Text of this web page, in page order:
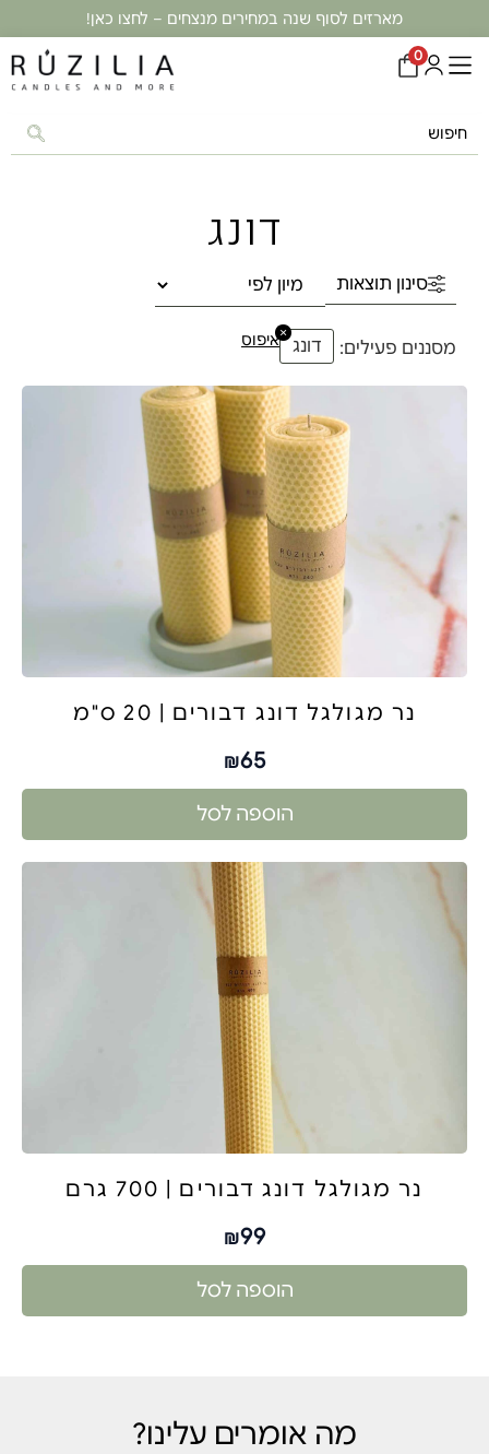
מארזים לסוף שנה במחירים מנצחים – לחצו כאן!
0
דונג
סינון תוצאות
מסננים פעילים: דונג
×איפוס
נר מגולגל דונג דבורים | 20 ס"מ
₪65
הוספה לסל
נר מגולגל דונג דבורים | 700 גרם
₪99
הוספה לסל
מה אומרים עלינו?